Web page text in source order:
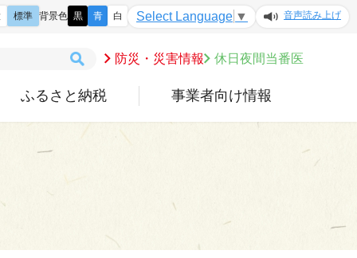
防災・災害情報 休日夜間当番医
ふるさと納税 事業者向け情報
標準 背景色 黒 青 白 Select Language ▼ 音声読み上げ